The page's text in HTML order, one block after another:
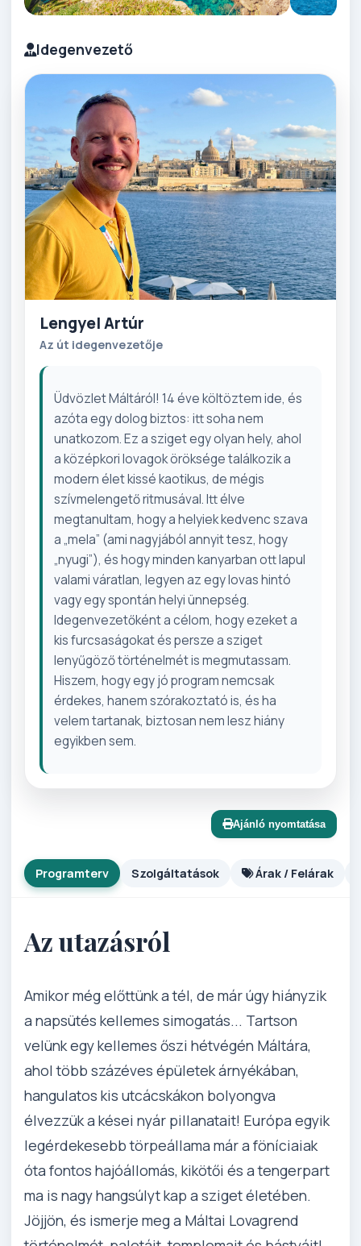
Idegenvezető
Lengyel Artúr
Az út idegenvezetője
Üdvözlet Máltáról! 14 éve költöztem ide, és
azóta egy dolog biztos: itt soha nem
unatkozom. Ez a sziget egy olyan hely, ahol
a középkori lovagok öröksége találkozik a
modern élet kissé kaotikus, de mégis
szívmelengető ritmusával. Itt élve
megtanultam, hogy a helyiek kedvenc szava
a „mela” (ami nagyjából annyit tesz, hogy
„nyugi”), és hogy minden kanyarban ott lapul
valami váratlan, legyen az egy lovas hintó
vagy egy spontán helyi ünnepség.
Idegenvezetőként a célom, hogy ezeket a
kis furcsaságokat és persze a sziget
lenyűgöző történelmét is megmutassam.
Hiszem, hogy egy jó program nemcsak
érdekes, hanem szórakoztató is, és ha
velem tartanak, biztosan nem lesz hiány
egyikben sem.
Ajánló nyomtatása
Programterv Szolgáltatások Árak / Felárak
Az utazásról
Amikor még előttünk a tél, de már úgy hiányzik
a napsütés kellemes simogatás... Tartson
velünk egy kellemes őszi hétvégén Máltára,
ahol több százéves épületek árnyékában,
hangulatos kis utcácskákon bolyongva
élvezzük a kései nyár pillanatait! Európa egyik
legérdekesebb törpeállama már a föníciaiak
óta fontos hajóállomás, kikötői és a tengerpart
ma is nagy hangsúlyt kap a sziget életében.
Jöjjön, és ismerje meg a Máltai Lovagrend